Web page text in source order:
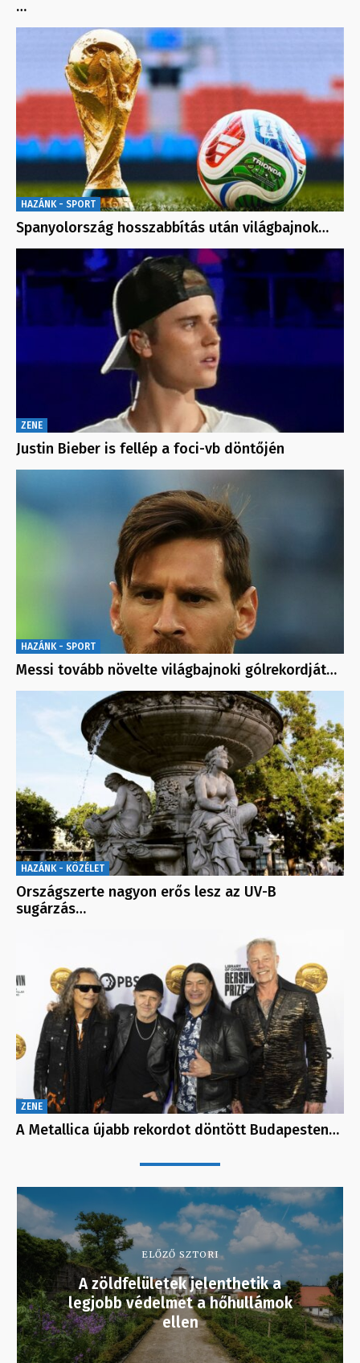
…
HAZÁNK - SPORT
Spanyolország hosszabbítás után világbajnok…
ZENE
Justin Bieber is fellép a foci-vb döntőjén
HAZÁNK - SPORT
Messi tovább növelte világbajnoki gólrekordját…
HAZÁNK - KÖZÉLET
Országszerte nagyon erős lesz az UV-B
sugárzás…
ZENE
A Metallica újabb rekordot döntött Budapesten…
ELŐZŐ SZTORI
A zöldfelületek jelenthetik a
legjobb védelmet a hőhullámok
ellen